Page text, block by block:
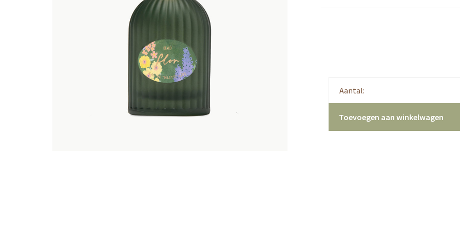
Aantal:
Toevoegen aan winkelwagen